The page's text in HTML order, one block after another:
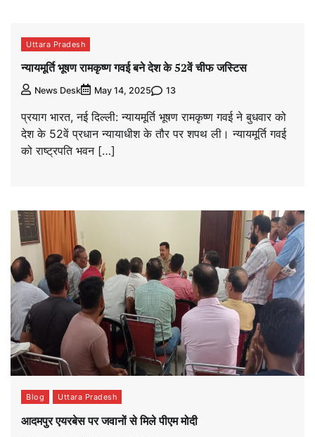
Uttara Pradesh
न्यायमूर्ति भूषण रामकृष्ण गवई बने देश के 52वें चीफ जस्टिस
News Desk May 14, 2025 13
प्रयाग भारत, नई दिल्ली: न्यायमूर्ति भूषण रामकृष्ण गवई ने बुधवार को
देश के 52वें प्रधान न्यायाधीश के तौर पर शपथ ली। न्यायमूर्ति गवई
को राष्ट्रपति भवन […]
Blog Uttara Pradesh
आदमपुर एयरबेस पर जवानों से मिले पीएम मोदी